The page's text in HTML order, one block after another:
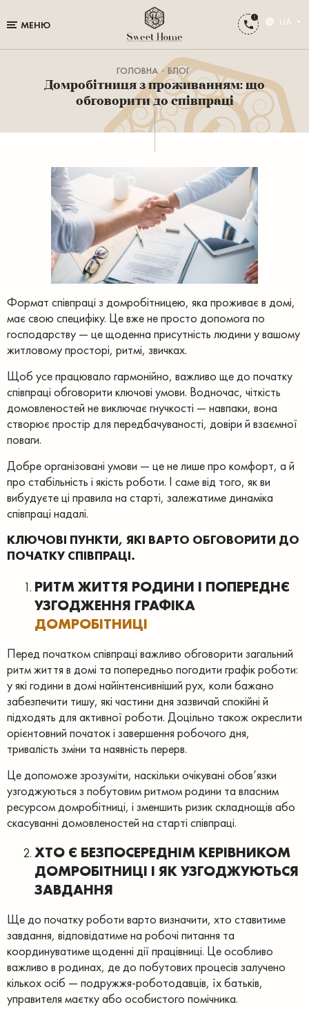
МЕНЮ UA
ГОЛОВНА БЛОГ
Домробітниця з проживанням: що
обговорити до співпраці
Формат співпраці з домробітницею, яка проживає в домі,
має свою специфіку. Це вже не просто допомога по
господарству — це щоденна присутність людини у вашому
житловому просторі, ритмі, звичках.
Щоб усе працювало гармонійно, важливо ще до початку
співпраці обговорити ключові умови. Водночас, чіткість
домовленостей не виключає гнучкості — навпаки, вона
створює простір для передбачуваності, довіри й взаємної
поваги.
Добре організовані умови — це не лише про комфорт, а й
про стабільність і якість роботи. І саме від того, як ви
вибудуєте ці правила на старті, залежатиме динаміка
співпраці надалі.
КЛЮЧОВІ ПУНКТИ, ЯКІ ВАРТО ОБГОВОРИТИ ДО
ПОЧАТКУ СПІВПРАЦІ.
РИТМ ЖИТТЯ РОДИНИ І ПОПЕРЕДНЄ
УЗГОДЖЕННЯ ГРАФІКА
ДОМРОБІТНИЦІ
Перед початком співпраці важливо обговорити загальний
ритм життя в домі та попередньо погодити графік роботи:
у які години в домі найінтенсивніший рух, коли бажано
забезпечити тишу, які частини дня зазвичай спокійні й
підходять для активної роботи. Доцільно також окреслити
орієнтовний початок і завершення робочого дня,
тривалість зміни та наявність перерв.
Це допоможе зрозуміти, наскільки очікувані обов’язки
узгоджуються з побутовим ритмом родини та власним
ресурсом домробітниці, і зменшить ризик складнощів або
скасуванні домовленостей на старті співпраці.
ХТО Є БЕЗПОСЕРЕДНІМ КЕРІВНИКОМ
ДОМРОБІТНИЦІ І ЯК УЗГОДЖУЮТЬСЯ
ЗАВДАННЯ
Ще до початку роботи варто визначити, хто ставитиме
завдання, відповідатиме на робочі питання та
координуватиме щоденні дії працівниці. Це особливо
важливо в родинах, де до побутових процесів залучено
кількох осіб — подружжя-роботодавців, їх батьків,
управителя маєтку або особистого помічника.